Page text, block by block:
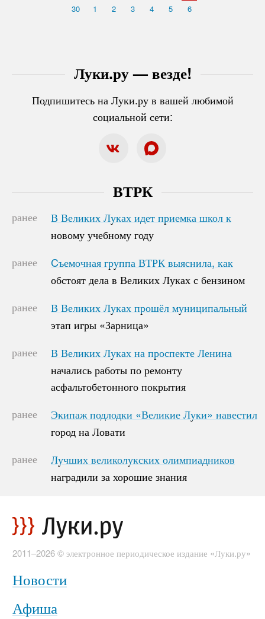
Луки.ру — везде!
Подпишитесь на Луки.ру в вашей любимой
социальной сети:
30
1 2 3 4 5 6
ВТРК
ранее
В Великих Луках идет приемка школ к
новому учебному году
В Великих Луках идет приемка школ к
новому учебному году
ранее
Cъемочная группа ВТРК выяснила, как
обстоят дела в Великих Луках с бензином
Cъемочная группа ВТРК выяснила, как
обстоят дела в Великих Луках с бензином
ранее
В Великих Луках прошёл муниципальный
этап игры «Зарница»
В Великих Луках прошёл муниципальный
этап игры «Зарница»
ранее
В Великих Луках на проспекте Ленина
начались работы по ремонту
асфальтобетонного покрытия
В Великих Луках на проспекте Ленина
начались работы по ремонту
асфальтобетонного покрытия
ранее
Экипаж подлодки «Великие Луки» навестил
город на Ловати
Экипаж подлодки «Великие Луки» навестил
город на Ловати
ранее
Лучших великолукских олимпиадников
наградили за хорошие знания
Лучших великолукских олимпиадников
наградили за хорошие знания
2011–2026 © электронное периодическое издание «Луки.ру»
Новости
Афиша